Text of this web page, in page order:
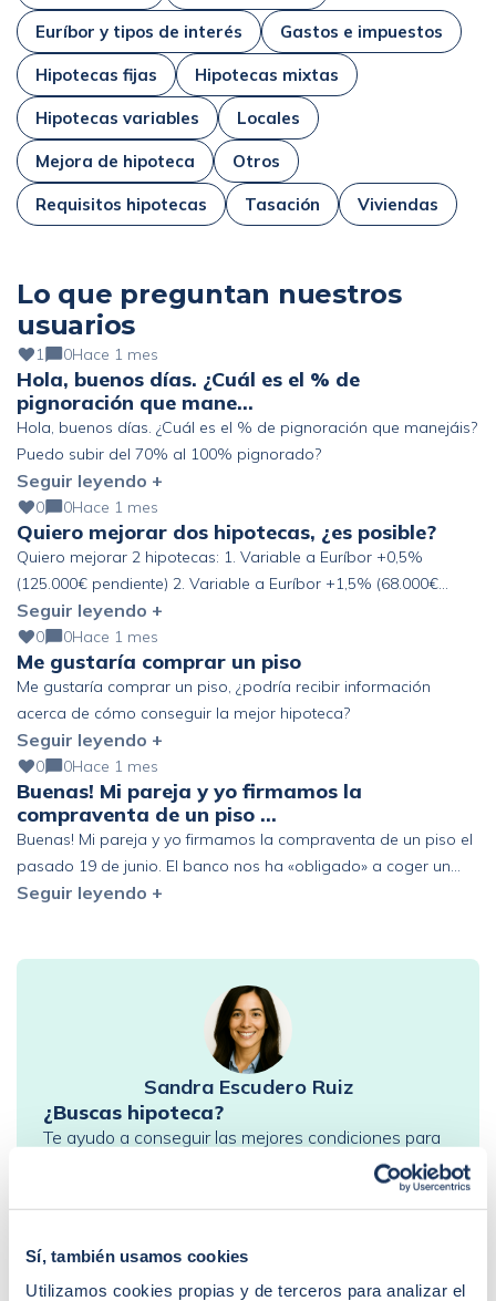
Sí, también usamos cookies
Utilizamos cookies propias y de terceros para analizar el
Euríbor y tipos de interés Gastos e impuestos
Hipotecas fijas Hipotecas mixtas
Hipotecas variables Locales
Mejora de hipoteca Otros
Requisitos hipotecas Tasación Viviendas
Lo que preguntan nuestros
usuarios
1 0Hace 1 mes
Hola, buenos días. ¿Cuál es el % de
pignoración que mane…
Hola, buenos días. ¿Cuál es el % de pignoración que manejáis?
Puedo subir del 70% al 100% pignorado?
Seguir leyendo +
0 0Hace 1 mes
Quiero mejorar dos hipotecas, ¿es posible?
Quiero mejorar 2 hipotecas: 1. Variable a Euríbor +0,5%
(125.000€ pendiente) 2. Variable a Euríbor +1,5% (68.000€
pendiente) Altos ingresos y ahorro, pero fuera de España. ¿Se
podría mejorar?
Seguir leyendo +
0 0Hace 1 mes
Me gustaría comprar un piso
Me gustaría comprar un piso, ¿podría recibir información
acerca de cómo conseguir la mejor hipoteca?
Seguir leyendo +
0 0Hace 1 mes
Buenas! Mi pareja y yo firmamos la
compraventa de un piso …
Buenas! Mi pareja y yo firmamos la compraventa de un piso el
pasado 19 de junio. El banco nos ha «obligado» a coger un
seguro de vida de prima única de 6 años y estamos pensando
Seguir leyendo +
Sandra Escudero Ruiz
¿Buscas hipoteca?
Te ayudo a conseguir las mejores condiciones para
Llamadme